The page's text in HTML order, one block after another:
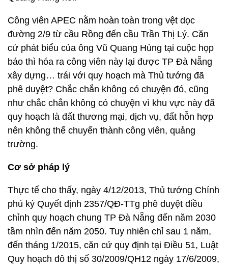
Công viên APEC nằm hoàn toàn trong vệt dọc
đường 2/9 từ cầu Rồng đến cầu Trần Thị Lý. Căn
cứ phát biểu của ông Vũ Quang Hùng tại cuộc họp
báo thì hóa ra công viên này lại được TP Đà Nẵng
xây dựng… trái với quy hoạch mà Thủ tướng đã
phê duyệt? Chắc chắn không có chuyện đó, cũng
như chắc chắn không có chuyện vì khu vực này đã
quy hoạch là đất thương mại, dịch vụ, đất hỗn hợp
nên không thể chuyển thành công viên, quảng
trường.
Cơ sở pháp lý
Thực tế cho thấy, ngày 4/12/2013, Thủ tướng Chính
phủ ký Quyết định 2357/QĐ-TTg phê duyệt điều
chỉnh quy hoạch chung TP Đà Nẵng đến năm 2030
tầm nhìn đến năm 2050. Tuy nhiên chỉ sau 1 năm,
đến tháng 1/2015, căn cứ quy định tại Điều 51, Luật
Quy hoạch đô thị số 30/2009/QH12 ngày 17/6/2009,